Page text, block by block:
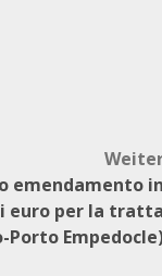
emendamento in
euro per la tratta